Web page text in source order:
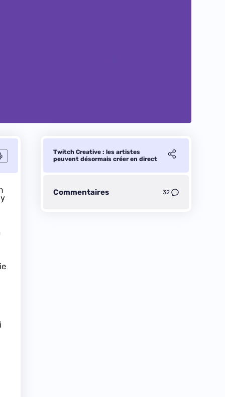
Twitch Creative : les artistes
peuvent désormais créer en direct
Commentaires 32